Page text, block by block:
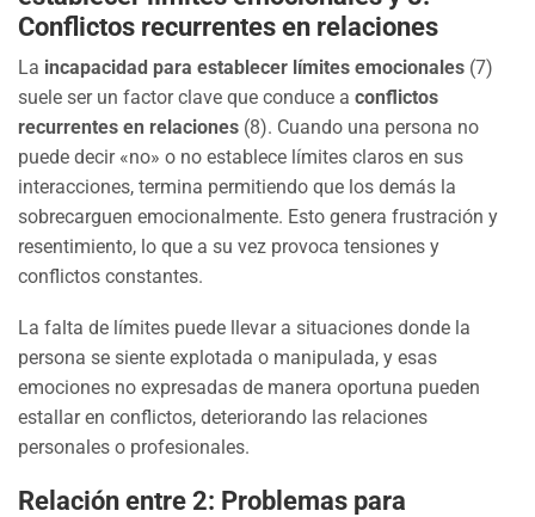
Conflictos recurrentes en relaciones
La incapacidad para establecer límites emocionales (7)
suele ser un factor clave que conduce a conflictos
recurrentes en relaciones (8). Cuando una persona no
puede decir «no» o no establece límites claros en sus
interacciones, termina permitiendo que los demás la
sobrecarguen emocionalmente. Esto genera frustración y
resentimiento, lo que a su vez provoca tensiones y
conflictos constantes.
La falta de límites puede llevar a situaciones donde la
persona se siente explotada o manipulada, y esas
emociones no expresadas de manera oportuna pueden
estallar en conflictos, deteriorando las relaciones
personales o profesionales.
Relación entre 2: Problemas para